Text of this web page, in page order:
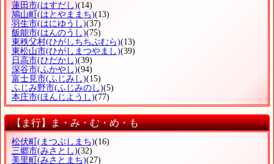
蓮田市(はすだし)(14)
鳩山町 (はとやままち)(13)
羽生市(はにゆうし)(37)
飯能市(はんのうし)(75)
東秩父村(ひがしちちぶむら)(13)
東松山市(ひがしまつやまし)(39)
日高市(ひだかし)(39)
深谷市(ふかやし)(94)
富士見市(ふじみし)(15)
ふじみ野市(ふじみのし)(5)
本庄市(ほんじようし)(77)
【ま行】ま・み・む・め・も
松伏町 (まつぶしまち)(16)
三郷市(みさとし)(32)
美里町 (みさとまち)(27)